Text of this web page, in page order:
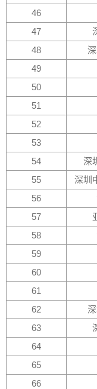
46
47
48
49
50
51
52
53
54
深
55
深圳
56
57
58
59
60
61
62
63
64
65
66